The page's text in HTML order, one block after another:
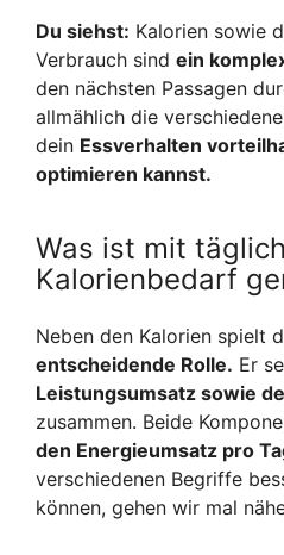
Du siehst: Kalorien sowie
Verbrauch sind ein
den nächsten Passagen
allmählich die
dein Essverhalten
optimieren kannst.
Was ist mit
Kalorienbedarf
Neben den Kalorien spielt
entscheidende Rolle. Er
Leistungsumsatz sowie
zusammen. Beide
den Energieumsatz pro
verschiedenen Begriffe
können, gehen wir mal